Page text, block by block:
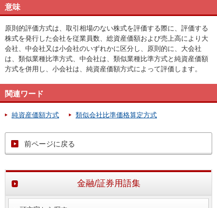
意味
原則的評価方式は、取引相場のない株式を評価する際に、評価する
株式を発行した会社を従業員数、総資産価額および売上高により大
会社、中会社又は小会社のいずれかに区分し、原則的に、大会社
は、類似業種比準方式、中会社は、類似業種比準方式と純資産価額
方式を併用し、小会社は、純資産価額方式によって評価します。
関連ワード
純資産価額方式 類似会社比準価格算定方式
前ページに戻る
金融/証券用語集